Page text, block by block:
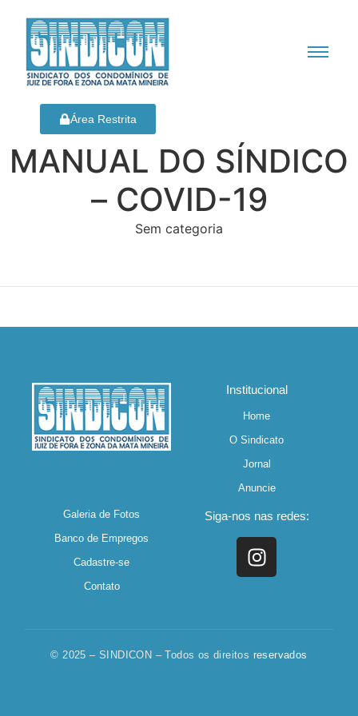
Área Restrita
MANUAL DO SÍNDICO
– COVID-19
Sem categoria
Institucional
Home
O Sindicato
Jornal
Anuncie
Galeria de Fotos
Banco de Empregos
Cadastre-se
Contato
Siga-nos nas redes:
© 2025 – SINDICON – Todos os direitos reservados